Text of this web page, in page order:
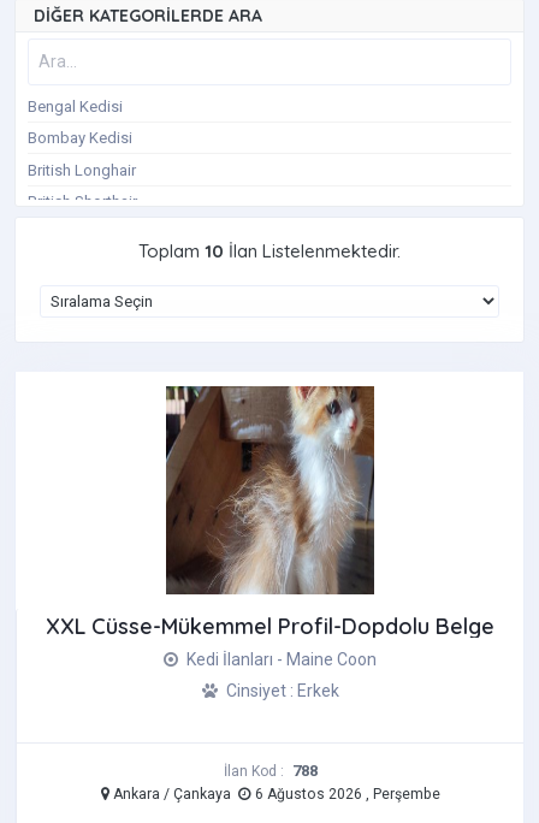
DIĞER KATEGORILERDE ARA
Bengal Kedisi
Bombay Kedisi
British Longhair
British Shorthair
İran Kedisi
Scottish Fold Longhair
Toplam 10 İlan Listelenmektedir.
XXL Cüsse-Mükemmel Profil-Dopdolu Belge
Kedi İlanları - Maine Coon
Cinsiyet : Erkek
İlan Kod : 788
Ankara / Çankaya 6 Ağustos 2026 , Perşembe